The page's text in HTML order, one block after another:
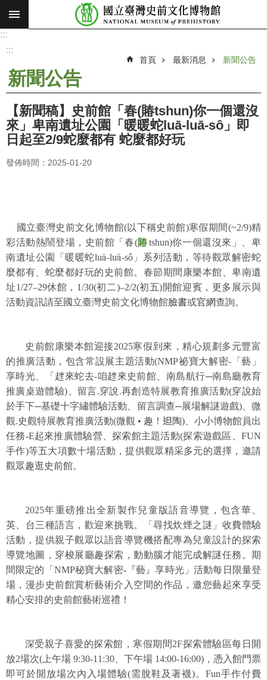
跳到主要內容區塊
搜
願
景
使
命
新
參
觀
展
覽
學
習
認
識
我
們
便
民
服
務
平
等
專
區
友
善
務
:::
:::
首頁 最新消息 新聞公告
新聞公告
【新聞稿】史前館「春(賰tshun)你一個還沒
來」卑南遺址公園「暖暖蛇luā-luā-sô」即
日起至2/9蛇麼都有 蛇麼都好玩
發佈時間：2025-01-20
國立臺灣史前文化博物館(以下稱史前館)寒假期間(~2/9)精
彩活動熱鬧登場，史前館「春(賰tshun)你一個還沒來」、卑
南遺址公園「暖暖蛇luā-luā-sô」系列活動，等待觀眾解密蛇
麼都有、蛇麼都好玩的史前館。春節期間康樂本館、卑南遺
址1/27–29休館，1/30(初二)–2/2(初五)開館迎賓，更多展示與
活動資訊請至國立臺灣史前文化博物館臉書或官網查詢。
史前館康樂本館迎接2025寒假到來，精心規劃多元豐富
的推廣活動，包含常設展主題活動(NMP祕寶大解密-「藝」
享時光、「趖來蛇去-咱趖來史前館、南島航行─南島廳教育
推廣桌遊體驗)、留言.穿說.再創造特展教育推廣活動(穿說始
於手下─基礎十字繡體驗活動、留言調查─展場解謎遊戲)、微
觀.史觀特展教育推廣活動(微觀 • 趣！ 𨑨陶)、小小博物館員出
任務-E起來推廣體驗營、探索館主題活動(探索遊戲區、FUN
手作)等五大項數十場活動，提供觀眾精采多元的選擇，邀請
觀眾趣逛史前館。
2025年重磅推出全新製作兒童版語音導覽，包含華、
英、台三種語言，歡迎來挑戰。「尋找炊煙之謎」收費體驗
活動，提供親子觀眾以語音導覽機搭配專為兒童設計的探索
導覽地圖，穿梭展廳趣探索，動動腦才能完成解謎任務。期
間限定的「 NMP秘寶大解密-『藝』享時光」活動每日限量登
場，漫步史前館賞析藝術介入空間的作品，邀您藝起來享受
精心安排的史前館藝術巡禮！
深受親子喜愛的探索館，寒假期間2F探索體驗區每日開
放2場次( 上午場 9:30-11:30、下午場 14:00-16:00)，憑入館門票
即可於開放場次內入場體驗(需脫鞋及著襪)。Fun手作付費